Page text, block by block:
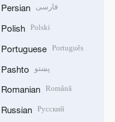
Persian فارسی
Polish Polski
Portuguese Português
Pashto پښتو
Romanian Română
Russian Русский